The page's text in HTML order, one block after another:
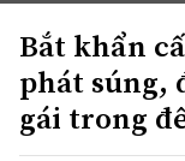
Bắt khẩn
phát súng,
gái trong